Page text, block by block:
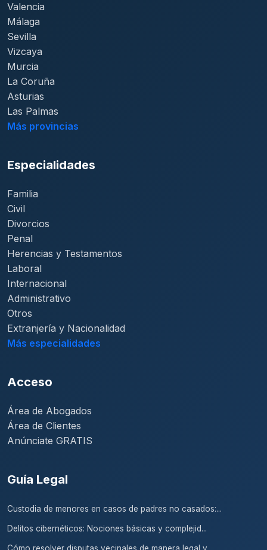
Valencia
Málaga
Sevilla
Vizcaya
Murcia
La Coruña
Asturias
Las Palmas
Más provincias
Especialidades
Familia
Civil
Divorcios
Penal
Herencias y Testamentos
Laboral
Internacional
Administrativo
Otros
Extranjería y Nacionalidad
Más especialidades
Acceso
Área de Abogados
Área de Clientes
Anúnciate GRATIS
Guía Legal
Custodia de menores en casos de padres no casados:...
Delitos cibernéticos: Nociones básicas y complejid...